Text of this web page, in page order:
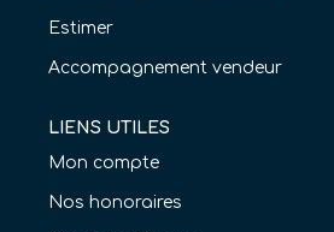
Estimer
Accompagnement vendeur
LIENS UTILES
Mon compte
Nos honoraires